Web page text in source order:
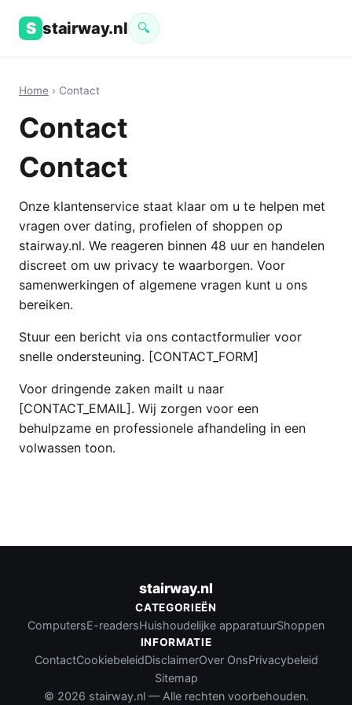
S stairway.nl 🔍
Home › Contact
Contact
Contact
Onze klantenservice staat klaar om u te helpen met
vragen over dating, profielen of shoppen op
stairway.nl. We reageren binnen 48 uur en handelen
discreet om uw privacy te waarborgen. Voor
samenwerkingen of algemene vragen kunt u ons
bereiken.
Stuur een bericht via ons contactformulier voor
snelle ondersteuning. [CONTACT_FORM]
Voor dringende zaken mailt u naar
[CONTACT_EMAIL]. Wij zorgen voor een
behulpzame en professionele afhandeling in een
volwassen toon.
stairway.nl
CATEGORIEËN
ComputersE-readersHuishoudelijke apparatuurShoppen
INFORMATIE
ContactCookiebeleidDisclaimerOver OnsPrivacybeleid
Sitemap
© 2026 stairway.nl — Alle rechten voorbehouden.